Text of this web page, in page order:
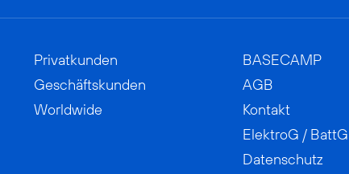
Privatkunden
Geschäftskunden
Worldwide
BASECAMP
AGB
Kontakt
ElektroG / BattG
Datenschutz